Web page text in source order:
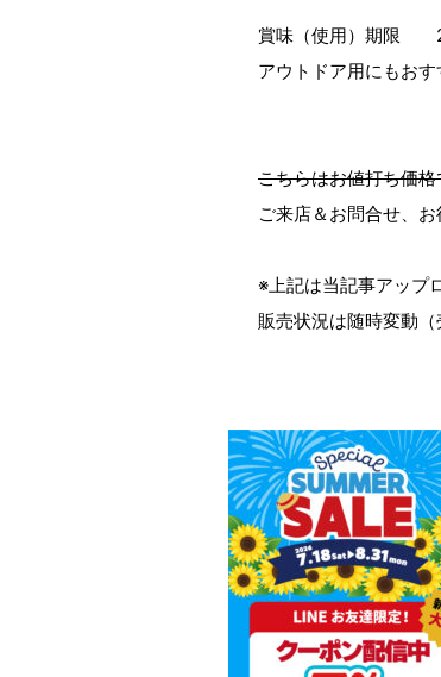
賞味（使用）期限
アウトドア用にもおす
こちらはお値打ち価
ご来店＆お問合せ、お
※上記は当記事アップ
販売状況は随時変動（